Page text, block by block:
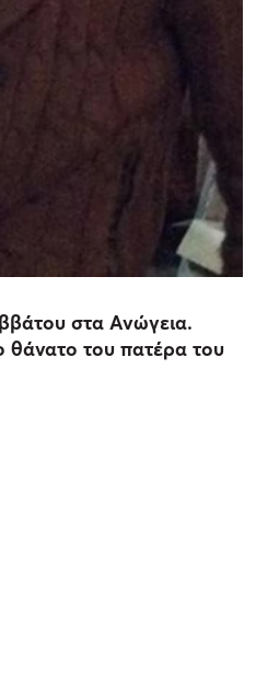
στα Ανώγεια.
θάνατο του πατέρα του